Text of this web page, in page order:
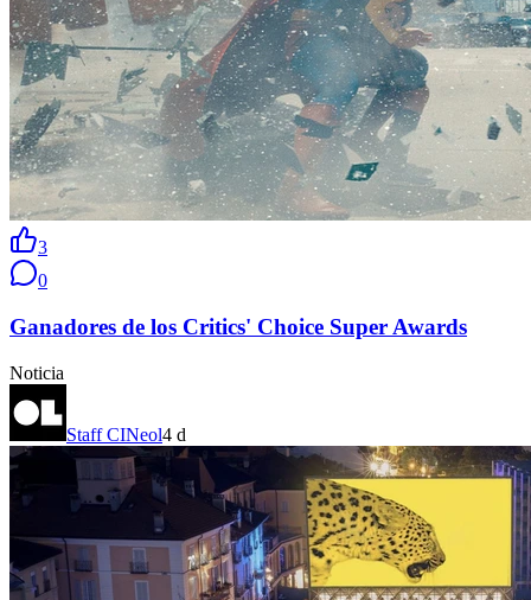
3
0
Ganadores de los Critics' Choice Super Awards
Noticia
Staff CINeol4 d